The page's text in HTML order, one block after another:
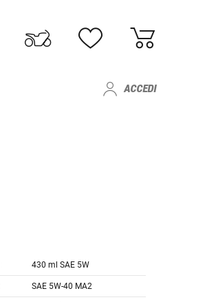
ACCEDI
430 ml SAE 5W
SAE 5W-40 MA2